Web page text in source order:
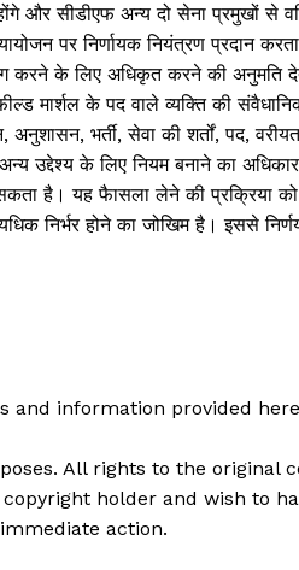
और सीडीएफ अन्य दो सेना प्रमुखों से
पर निर्णायक नियंत्रण प्रदान
करने के लिए अधिकृत करने की अनुमति
मार्शल के पद वाले व्यक्ति की
भर्ती, सेवा की शर्तों, पद,
उद्देश्य के लिए नियम बनाने का
है। यह फैासला लेने की प्रक्रिया
निर्भर होने का जोखिम है। इससे
and information provided
All rights to the original
holder and wish to
action.